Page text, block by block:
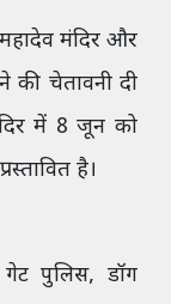
मंदिर और
की चेतावनी दी
में 8 जून को
है।
पुलिस, डॉग